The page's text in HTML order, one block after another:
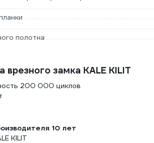
полотна
замка KALE KILIT
200 000 циклов
10 лет
KILIT